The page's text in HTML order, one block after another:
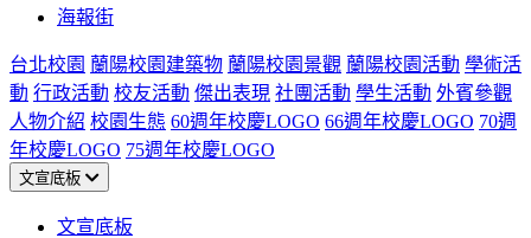
海報街
台北校園 蘭陽校園建築物 蘭陽校園景觀 蘭陽校園活動 學術活
動 行政活動 校友活動 傑出表現 社團活動 學生活動 外賓參觀
人物介紹 校園生態 60週年校慶LOGO 66週年校慶LOGO 70週
年校慶LOGO 75週年校慶LOGO
文宣底板
文宣底板